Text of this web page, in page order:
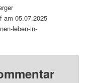
am 05.07.2025
leben-in-